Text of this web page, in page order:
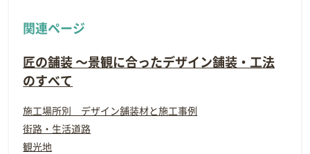
関連ページ
匠の舗装 ～景観に合ったデザイン舗装・工法
のすべて
施工場所別 デザイン舗装材と施工事例
街路・生活道路
観光地